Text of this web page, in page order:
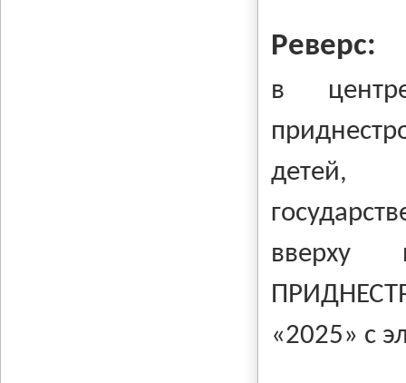
Реверс:
в
детей,
«2025» с